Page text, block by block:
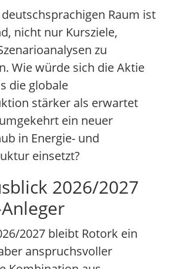
Raum ist
nicht nur Kursziele,
zu
Wie würde sich die Aktie
die globale
stärker als erwartet
ein neuer
in Energie- und
einsetzt?
2026/2027
2027 bleibt Rotork ein
anspruchsvoller